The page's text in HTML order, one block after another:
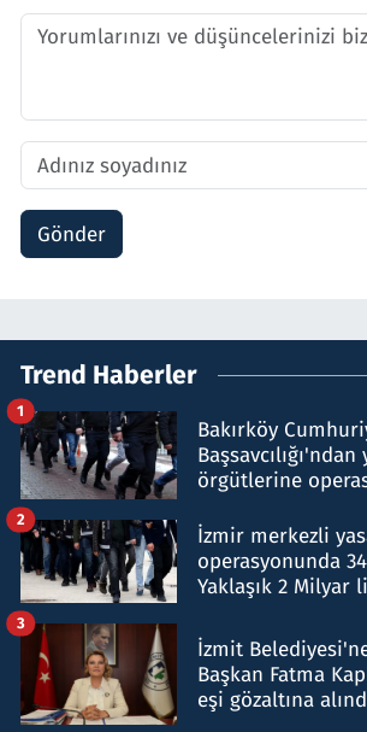
Gönder
Trend Haberler
Bakırköy
örgütlerine
1
İzmir merkezli
operasyonunda
Yaklaşık 2 Milyar
2
İzmit
Başkan Fatma
eşi gözaltına
3